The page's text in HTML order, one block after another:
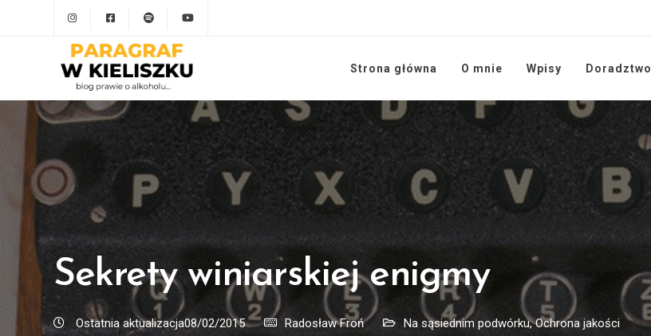
Strona główna O mnie Wpisy Doradztwo
Sekrety winiarskiej enigmy
Ostatnia aktualizacja08/02/2015 Radosław Froń Na sąsiednim podwórku,Ochrona jakości